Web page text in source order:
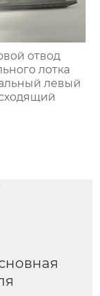
отвод
лотка
левый